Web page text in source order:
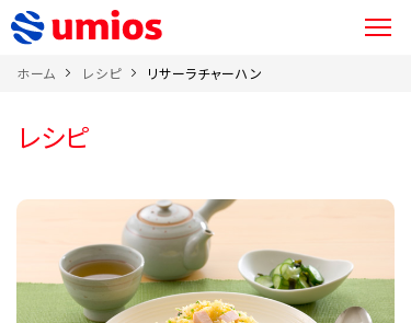
ホーム レシピ リサーラチャーハン
レシピ